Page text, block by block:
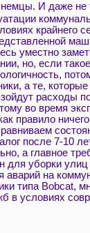
И даже не
уместно
но, если
а те,
во время
правило
после 7-10
а главное
уборки
на
типа
условиях